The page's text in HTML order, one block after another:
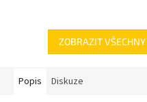
ZOBRAZIT
Popis Diskuze